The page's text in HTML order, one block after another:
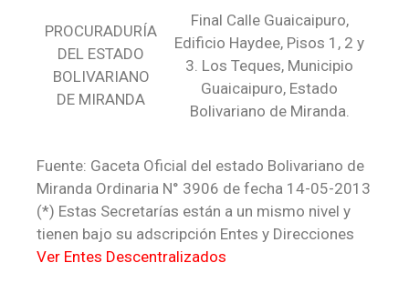
PROCURADURÍA
DEL ESTADO
BOLIVARIANO
DE MIRANDA
Final Calle Guaicaipuro,
Edificio Haydee, Pisos 1, 2 y
3. Los Teques, Municipio
Guaicaipuro, Estado
Bolivariano de Miranda.
Fuente: Gaceta Oficial del estado Bolivariano de
Miranda Ordinaria N° 3906 de fecha 14-05-2013
(*) Estas Secretarías están a un mismo nivel y
tienen bajo su adscripción Entes y Direcciones
Ver Entes Descentralizados